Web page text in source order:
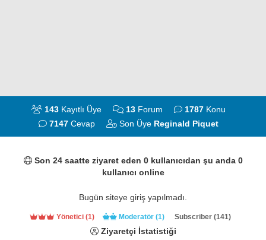
143 Kayıtlı Üye 13 Forum 1787 Konu
7147 Cevap Son Üye Reginald Piquet
Son 24 saatte ziyaret eden 0 kullanıcıdan şu anda 0
kullanıcı online
Bugün siteye giriş yapılmadı.
Yönetici (1) Moderatör (1) Subscriber (141)
Ziyaretçi İstatistiği